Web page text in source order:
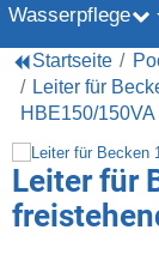
Wasserpflege
Startseite
Leiter für
HBE150/150VA
Leiter für